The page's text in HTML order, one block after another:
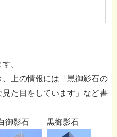
。
上の情報には「黒御影石の
た目をしています」など書
御影石 黒御影石